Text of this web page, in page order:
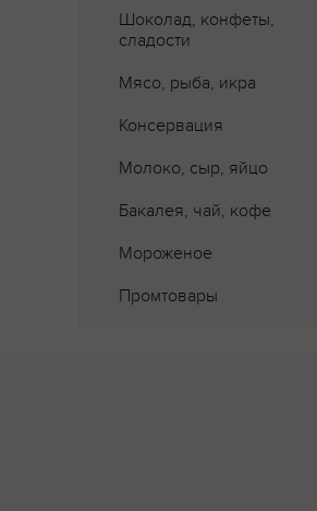
Шоколад, конфеты,
сладости
Мясо, рыба, икра
Консервация
Молоко, сыр, яйцо
Бакалея, чай, кофе
Мороженое
Промтовары